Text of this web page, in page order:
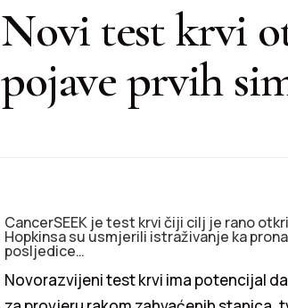
Novi test krvi
pojave prvih
CancerSEEK je test krvi čiji cilj je rano
Hopkinsa su usmjerili istraživanje ka
posljedice…
Novorazvijeni test krvi ima potencijal